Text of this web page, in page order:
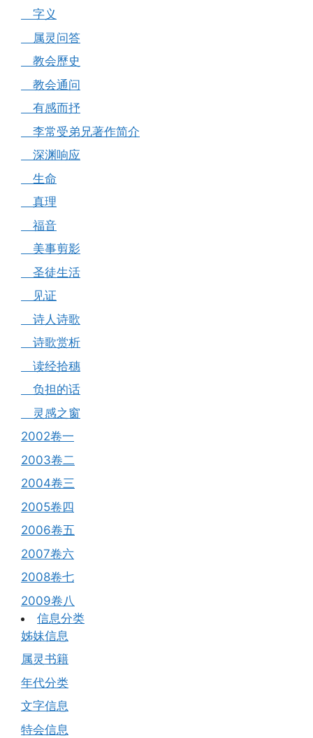
字义
属灵问答
教会歷史
教会通问
有感而抒
李常受弟兄著作简介
深渊响应
生命
真理
福音
美事剪影
圣徒生活
见证
诗人诗歌
诗歌赏析
读经拾穗
负担的话
灵感之窗
2002卷一
2003卷二
2004卷三
2005卷四
2006卷五
2007卷六
2008卷七
2009卷八
信息分类
姊妹信息
属灵书籍
年代分类
文字信息
特会信息